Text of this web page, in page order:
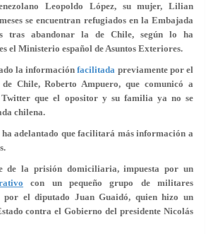
Leopoldo López, su mujer, Lilian
se encuentran refugiados en la Embajada
tras abandonar la de Chile, según lo ha
el Ministerio español de Asuntos Exteriores.
la informaciónfacilitada previamente por el
Chile, Roberto Ampuero, que comunicó a
Twitter que el opositor y su familia ya no se
chilena.
adelantado que facilitará más información a
de la prisión domiciliaria, impuesta por un
con un pequeño grupo de militares
por el diputado Juan Guaidó, quien hizo un
contra el Gobierno del presidente Nicolás